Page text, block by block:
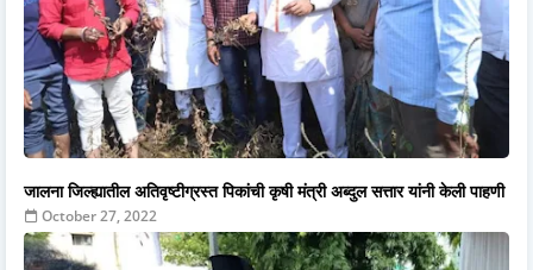
जालना जिल्ह्यातील अतिवृष्टीग्रस्त पिकांची कृषी मंत्री अब्दुल सत्तार यांनी केली पाहणी
October 27, 2022